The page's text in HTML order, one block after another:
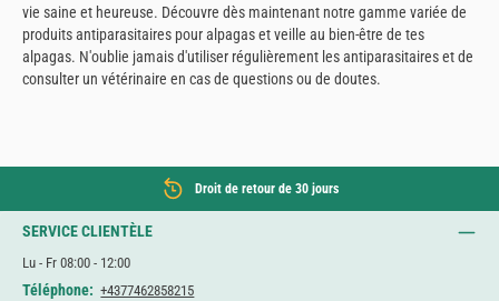
vie saine et heureuse. Découvre dès maintenant notre gamme variée de
produits antiparasitaires pour alpagas et veille au bien-être de tes
alpagas. N'oublie jamais d'utiliser régulièrement les antiparasitaires et de
consulter un vétérinaire en cas de questions ou de doutes.
Droit de retour de 30 jours
SERVICE CLIENTÈLE
Lu - Fr 08:00 - 12:00
Téléphone: +4377462858215